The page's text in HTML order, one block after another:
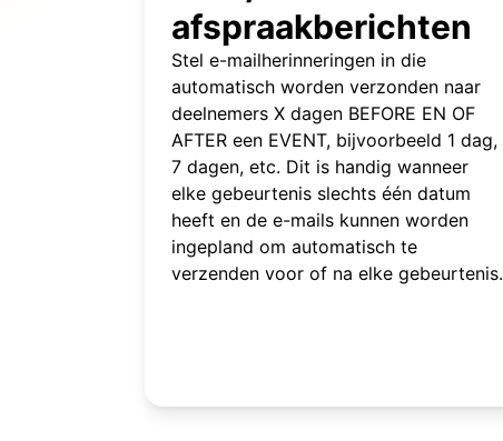
afspraakberichten
Stel e-mailherinneringen in die
automatisch worden verzonden naar
deelnemers X dagen BEFORE EN OF
AFTER een EVENT, bijvoorbeeld 1 dag,
7 dagen, etc. Dit is handig wanneer
elke gebeurtenis slechts één datum
heeft en de e-mails kunnen worden
ingepland om automatisch te
verzenden voor of na elke gebeurtenis.